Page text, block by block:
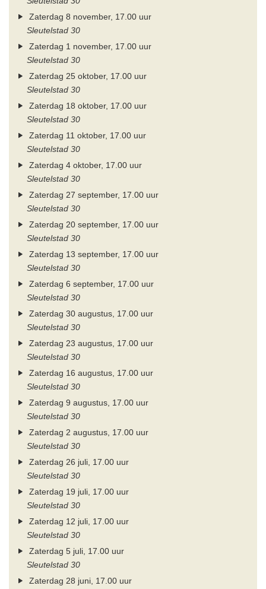
Zaterdag 8 november, 17.00 uur
Sleutelstad 30
Zaterdag 1 november, 17.00 uur
Sleutelstad 30
Zaterdag 25 oktober, 17.00 uur
Sleutelstad 30
Zaterdag 18 oktober, 17.00 uur
Sleutelstad 30
Zaterdag 11 oktober, 17.00 uur
Sleutelstad 30
Zaterdag 4 oktober, 17.00 uur
Sleutelstad 30
Zaterdag 27 september, 17.00 uur
Sleutelstad 30
Zaterdag 20 september, 17.00 uur
Sleutelstad 30
Zaterdag 13 september, 17.00 uur
Sleutelstad 30
Zaterdag 6 september, 17.00 uur
Sleutelstad 30
Zaterdag 30 augustus, 17.00 uur
Sleutelstad 30
Zaterdag 23 augustus, 17.00 uur
Sleutelstad 30
Zaterdag 16 augustus, 17.00 uur
Sleutelstad 30
Zaterdag 9 augustus, 17.00 uur
Sleutelstad 30
Zaterdag 2 augustus, 17.00 uur
Sleutelstad 30
Zaterdag 26 juli, 17.00 uur
Sleutelstad 30
Zaterdag 19 juli, 17.00 uur
Sleutelstad 30
Zaterdag 12 juli, 17.00 uur
Sleutelstad 30
Zaterdag 5 juli, 17.00 uur
Sleutelstad 30
Zaterdag 28 juni, 17.00 uur